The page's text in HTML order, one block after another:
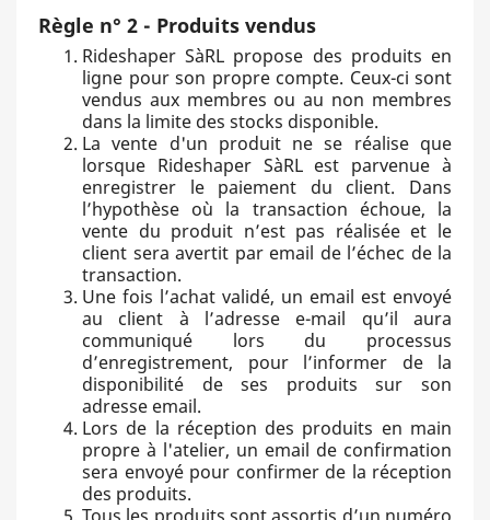
Règle n° 2 - Produits vendus
Rideshaper SàRL propose des produits en
ligne pour son propre compte. Ceux-ci sont
vendus aux membres ou au non membres
dans la limite des stocks disponible.
La vente d'un produit ne se réalise que
lorsque Rideshaper SàRL est parvenue à
enregistrer le paiement du client. Dans
l’hypothèse où la transaction échoue, la
vente du produit n’est pas réalisée et le
client sera avertit par email de l’échec de la
transaction.
Une fois l’achat validé, un email est envoyé
au client à l’adresse e-mail qu’il aura
communiqué lors du processus
d’enregistrement, pour l’informer de la
disponibilité de ses produits sur son
adresse email.
Lors de la réception des produits en main
propre à l'atelier, un email de confirmation
sera envoyé pour confirmer de la réception
des produits.